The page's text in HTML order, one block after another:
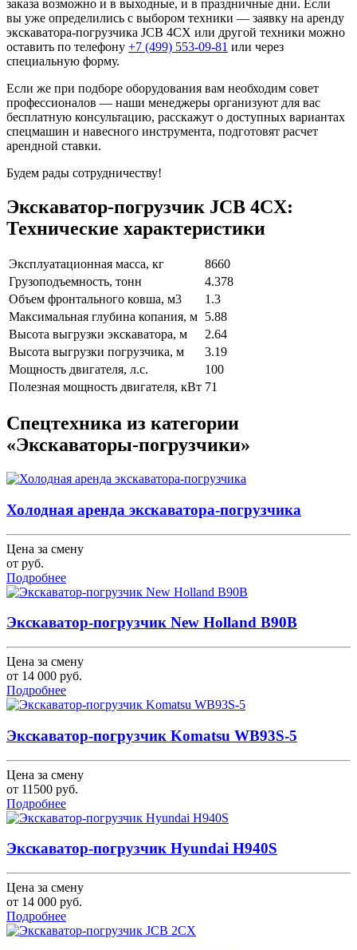
заказа возможно и в выходные, и в праздничные дни. Если
вы уже определились с выбором техники — заявку на аренду
экскаватора-погрузчика JCB 4CX или другой техники можно
оставить по телефону +7 (499) 553-09-81 или через
специальную форму.
Если же при подборе оборудования вам необходим совет
профессионалов — наши менеджеры организуют для вас
бесплатную консультацию, расскажут о доступных вариантах
спецмашин и навесного инструмента, подготовят расчет
арендной ставки.
Будем рады сотрудничеству!
Экскаватор-погрузчик JCB 4CX:
Технические характеристики
Эксплуатационная масса, кг
8660
Грузоподъемность, тонн
4.378
Объем фронтального ковша, м3
1.3
Максимальная глубина копания, м 5.88
Высота выгрузки экскаватора, м
2.64
Высота выгрузки погрузчика, м
3.19
Мощность двигателя, л.с.
100
Полезная мощность двигателя, кВт 71
Спецтехника из категории
«Экскаваторы-погрузчики»
Холодная аренда экскаватора-погрузчика
Цена за смену
от руб.
Подробнее
Экскаватор-погрузчик New Holland B90B
Цена за смену
от 14 000 руб.
Подробнее
Экскаватор-погрузчик Komatsu WB93S-5
Цена за смену
от 11500 руб.
Подробнее
Экскаватор-погрузчик Hyundai H940S
Цена за смену
от 14 000 руб.
Подробнее